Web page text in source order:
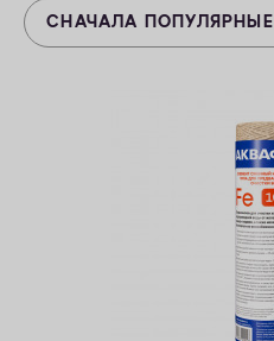
СНАЧАЛА ПОПУЛЯРНЫЕ